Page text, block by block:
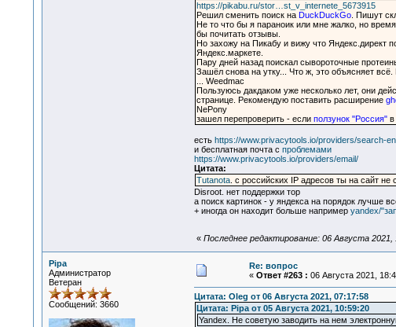
https://pikabu.ru/stor…st_v_internete_5673915
Решил сменить поиск на DuckDuckGo. Пишут
Не то что бы я параноик или мне жалко, но
бы почитать отзывы.
Но захожу на Пикабу и вижу что Яндекс.директ
Яндекс.маркете.
Пару дней назад поискал сывороточные
Зашёл снова на утку... Что ж, это объясняет
... Weedmac
Пользуюсь дакдаком уже несколько лет, они
странице. Рекомендую поставить расширение
NePony
зашел перепроверить - если ползунок "Россия"в
есть https://www.privacytools.io/providers/search-
и бесплатная почта с проблемами
https://www.privacytools.io/providers/email/
Цитата:
Tutanota. с российских IP адресов ты на сайт не
Disroot. нет поддержки тор
а поиск картинок - у яндекса на порядок лучше
+ иногда он находит больше например yandex/
« Последнее редактирование: 06 Августа 2021,
Pipa
Администратор
Ветеран
Сообщений: 3660
Re: вопрос
« Ответ #263 : 06 Августа 2021,
Цитата: Oleg от 06 Августа 2021, 07:17:58
Цитата: Pipa от 05 Августа 2021, 10:59:20
Yandex. Не советую заводить на нем